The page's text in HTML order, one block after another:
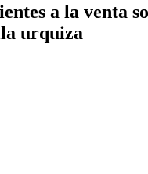
a la venta
urquiza